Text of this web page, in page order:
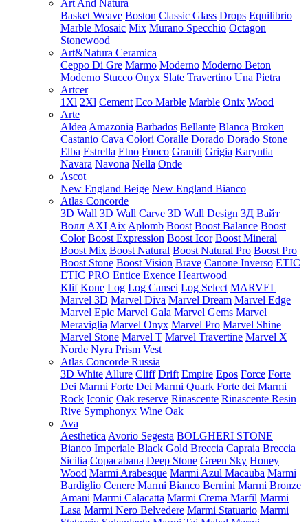
Art And Natura
Basket Weave Boston Classic Glass Drops Equilibrio
Marble Mosaic Mix Murano Specchio Octagon
Stonewood
Art&Natura Ceramica
Ceppo Di Gre Marmo Moderno Moderno Beton
Moderno Stucco Onyx Slate Travertino Una Pietra
Artcer
1Xl 2Xl Cement Eco Marble Marble Onix Wood
Arte
Aldea Amazonia Barbados Bellante Blanca Broken
Castanio Cava Colori Coralle Dorado Dorado Stone
Elba Estrella Etno Fuoco Graniti Grigia Karyntia
Navara Navona Nella Onde
Ascot
New England Beige New England Bianco
Atlas Concorde
3D Wall 3D Wall Carve 3D Wall Design 3Д Вайт
Волл AXI Aix Aplomb Boost Boost Balance Boost
Color Boost Expression Boost Icor Boost Mineral
Boost Mix Boost Natural Boost Natural Pro Boost Pro
Boost Stone Boost Vision Brave Canone Inverso ETIC
ETIC PRO Entice Exence Heartwood
Klif Kone Log Log Cansei Log Select MARVEL
Marvel 3D Marvel Diva Marvel Dream Marvel Edge
Marvel Epic Marvel Gala Marvel Gems Marvel
Meraviglia Marvel Onyx Marvel Pro Marvel Shine
Marvel Stone Marvel T Marvel Travertine Marvel X
Norde Nyra Prism Vest
Atlas Concorde Russia
3D White Allure Cliff Drift Empire Epos Force Forte
Dei Marmi Forte Dei Marmi Quark Forte dei Marmi
Rock Iconic Oak reserve Rinascente Rinascente Resin
Rive Symphonyx Wine Oak
Ava
Aesthetica Avorio Segesta BOLGHERI STONE
Bianco Imperiale Black Gold Breccia Capraia Breccia
Sicilia Copacabana Deep Stone Green Sky Honey
Wood Marmi Arabesque Marmi Azul Macauba Marmi
Bardiglio Cenere Marmi Bianco Bernini Marmi Bronze
Amani Marmi Calacatta Marmi Crema Marfil Marmi
Lasa Marmi Nero Belvedere Marmi Statuario Marmi